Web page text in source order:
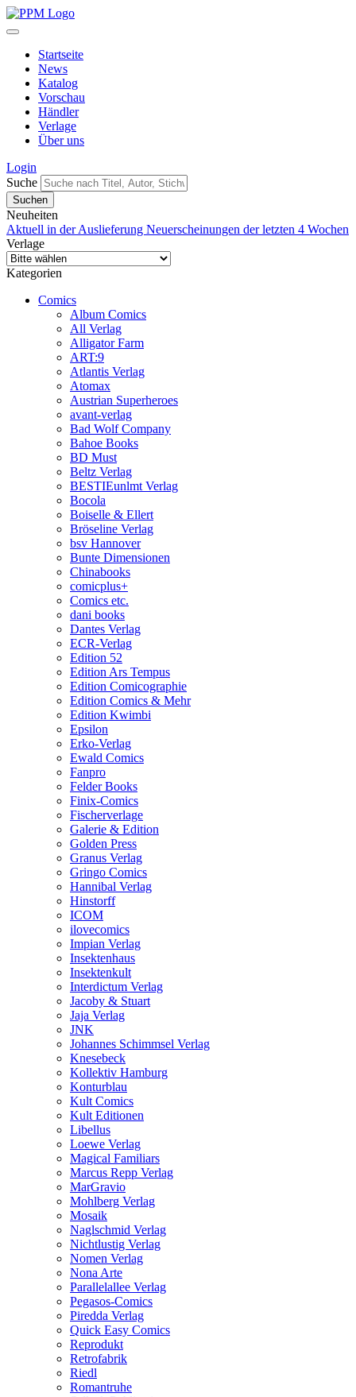
Startseite
News
Katalog
Vorschau
Händler
Verlage
Über uns
Login
Suche
Neuheiten
Aktuell in der Auslieferung Neuerscheinungen der letzten 4 Wochen
Verlage
Kategorien
Comics
Album Comics
All Verlag
Alligator Farm
ART:9
Atlantis Verlag
Atomax
Austrian Superheroes
avant-verlag
Bad Wolf Company
Bahoe Books
BD Must
Beltz Verlag
BESTIEunlmt Verlag
Bocola
Boiselle & Ellert
Bröseline Verlag
bsv Hannover
Bunte Dimensionen
Chinabooks
comicplus+
Comics etc.
dani books
Dantes Verlag
ECR-Verlag
Edition 52
Edition Ars Tempus
Edition Comicographie
Edition Comics & Mehr
Edition Kwimbi
Epsilon
Erko-Verlag
Ewald Comics
Fanpro
Felder Books
Finix-Comics
Fischerverlage
Galerie & Edition
Golden Press
Granus Verlag
Gringo Comics
Hannibal Verlag
Hinstorff
ICOM
ilovecomics
Impian Verlag
Insektenhaus
Insektenkult
Interdictum Verlag
Jacoby & Stuart
Jaja Verlag
JNK
Johannes Schimmsel Verlag
Knesebeck
Kollektiv Hamburg
Konturblau
Kult Comics
Kult Editionen
Libellus
Loewe Verlag
Magical Familiars
Marcus Repp Verlag
MarGravio
Mohlberg Verlag
Mosaik
Naglschmid Verlag
Nichtlustig Verlag
Nomen Verlag
Nona Arte
Parallelallee Verlag
Pegasos-Comics
Piredda Verlag
Quick Easy Comics
Reprodukt
Retrofabrik
Riedl
Romantruhe